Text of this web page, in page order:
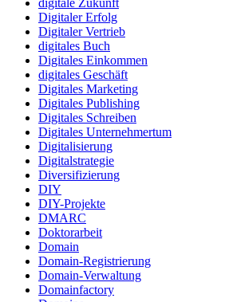
digitale Zukunft
Digitaler Erfolg
Digitaler Vertrieb
digitales Buch
Digitales Einkommen
digitales Geschäft
Digitales Marketing
Digitales Publishing
Digitales Schreiben
Digitales Unternehmertum
Digitalisierung
Digitalstrategie
Diversifizierung
DIY
DIY-Projekte
DMARC
Doktorarbeit
Domain
Domain-Registrierung
Domain-Verwaltung
Domainfactory